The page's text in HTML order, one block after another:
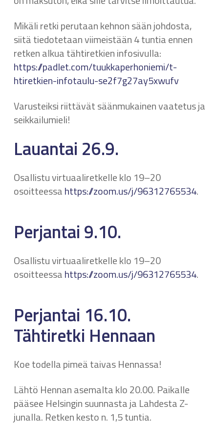
Mikäli retki perutaan kehnon sään johdosta,
siitä tiedotetaan viimeistään 4 tuntia ennen
retken alkua tähtiretkien infosivulla:
https://padlet.com/tuukkaperhoniemi/t-
htiretkien-infotaulu-se2f7g27ay5xwufv
Varusteiksi riittävät säänmukainen vaatetus ja
seikkailumieli!
Lauantai 26.9.
Osallistu virtuaaliretkelle klo 19–20
osoitteessahttps://zoom.us/j/96312765534.
Perjantai 9.10.
Osallistu virtuaaliretkelle klo 19–20
osoitteessahttps://zoom.us/j/96312765534.
Perjantai 16.10.
Tähtiretki Hennaan
Koe todella pimeä taivas Hennassa!
Lähtö Hennan asemalta klo 20.00. Paikalle
pääsee Helsingin suunnasta ja Lahdesta Z-
junalla. Retken kesto n. 1,5 tuntia.